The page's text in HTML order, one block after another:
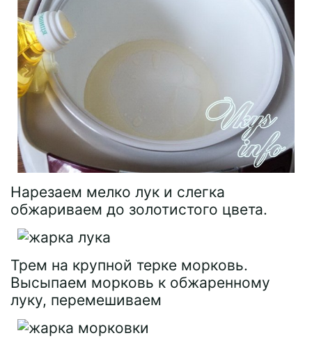
Нарезаем мелко лук и слегка
обжариваем до золотистого цвета.
Трем на крупной терке морковь.
Высыпаем морковь к обжаренному
луку, перемешиваем